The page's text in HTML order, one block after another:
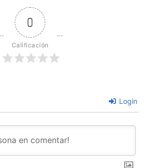
0
Calificación
Login